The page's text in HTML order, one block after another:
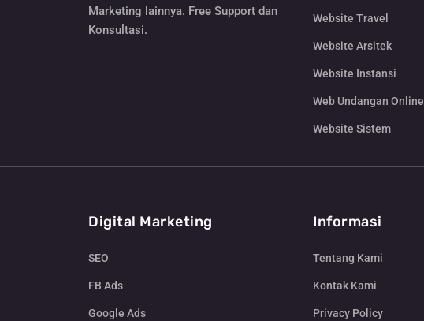
Marketing lainnya. Free Support dan
Konsultasi.
Website Travel
Website Arsitek
Website Instansi
Web Undangan Online
Website Sistem
Digital Marketing
SEO
FB Ads
Google Ads
Informasi
Tentang Kami
Kontak Kami
Privacy Policy